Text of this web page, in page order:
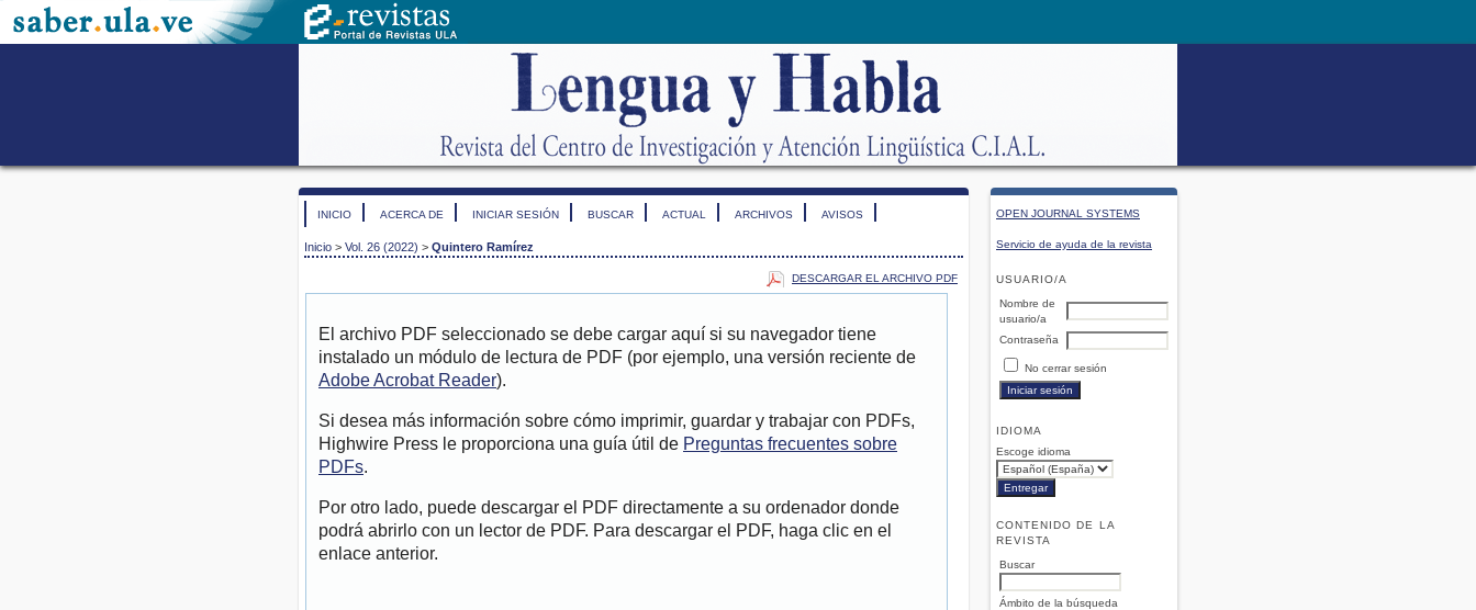
OPEN JOURNAL SYSTEMS
Servicio de ayuda de la revista
USUARIO/A
Nombre de
usuario/a
Contraseña
No cerrar sesión
IDIOMA
Escoge idioma
CONTENIDO DE LA
REVISTA
Buscar
Ámbito de la búsqueda
INICIO ACERCA DE INICIAR SESIÓN BUSCAR ACTUAL ARCHIVOS AVISOS
Inicio > Vol. 26 (2022) > Quintero Ramírez
DESCARGAR EL ARCHIVO PDF
El archivo PDF seleccionado se debe cargar aquí si su navegador tiene
instalado un módulo de lectura de PDF (por ejemplo, una versión reciente de
Adobe Acrobat Reader).
Si desea más información sobre cómo imprimir, guardar y trabajar con PDFs,
Highwire Press le proporciona una guía útil de Preguntas frecuentes sobre
PDFs.
Por otro lado, puede descargar el PDF directamente a su ordenador donde
podrá abrirlo con un lector de PDF. Para descargar el PDF, haga clic en el
enlace anterior.